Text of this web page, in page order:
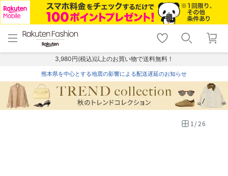
menu home
トップ
shopping_cart lock_outline
ログイン
3,980円(税込)以上のお買い物で送料無料！
熊本県を中心とする地震の影響による配送遅延のお知らせ
1/26